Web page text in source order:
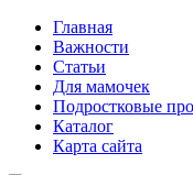
Главная
Важности
Статьи
Для мамочек
Подростковые
Каталог
Карта сайта